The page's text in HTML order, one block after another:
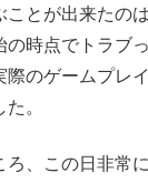
ことが出来たの
の時点でトラブ
際のゲームプレ
。
ろ、この日非常